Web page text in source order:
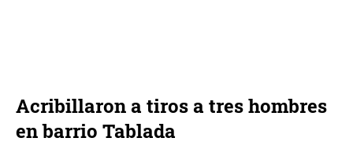
Acribillaron a tiros a tres hombres
en barrio Tablada